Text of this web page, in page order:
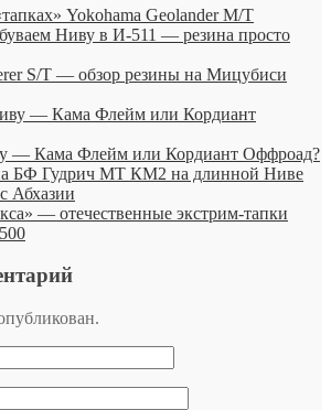
Yokohama Geolander M/T
Ниву в И-511 — резина просто
S/T — обзор резины на Мицубиси
— Кама Флейм или Кордиант Оффроад?
БФ Гудрич МТ КМ2 на длинной Ниве
Абхазии
— отечественные экстрим-тапки